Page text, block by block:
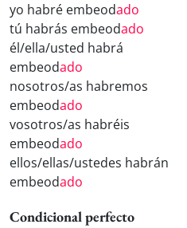
yo habré embeodado
tú habrás embeodado
él/ella/usted habrá
embeodado
nosotros/as habremos
embeodado
vosotros/as habréis
embeodado
ellos/ellas/ustedes habrán
embeodado
Condicional perfecto